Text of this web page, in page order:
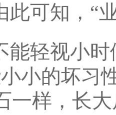
此可知，“
能轻视小
小的坏习
一样，长